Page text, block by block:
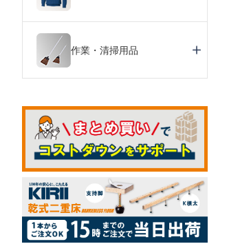
作業・清掃用品